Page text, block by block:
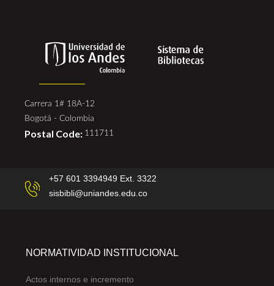
Carrera 1# 18A-12
Bogotá - Colombia
Postal Code: 111711
+57 601 3394949 Ext. 3322
sisbibli@uniandes.edu.co
NORMATIVIDAD INSTITUCIONAL
Actos internos e incremento